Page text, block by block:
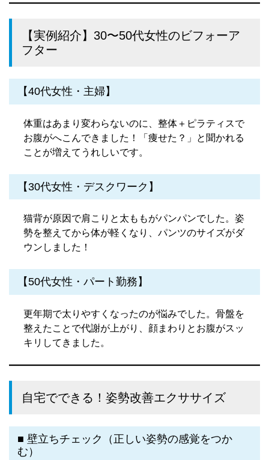
【実例紹介】30〜50代女性のビフォーア
フター
【40代女性・主婦】
体重はあまり変わらないのに、整体＋ピラティスで
お腹がへこんできました！「痩せた？」と聞かれる
ことが増えてうれしいです。
【30代女性・デスクワーク】
猫背が原因で肩こりと太ももがパンパンでした。姿
勢を整えてから体が軽くなり、パンツのサイズがダ
ウンしました！
【50代女性・パート勤務】
更年期で太りやすくなったのが悩みでした。骨盤を
整えたことで代謝が上がり、顔まわりとお腹がスッ
キリしてきました。
自宅でできる！姿勢改善エクササイズ
■ 壁立ちチェック（正しい姿勢の感覚をつか
む）